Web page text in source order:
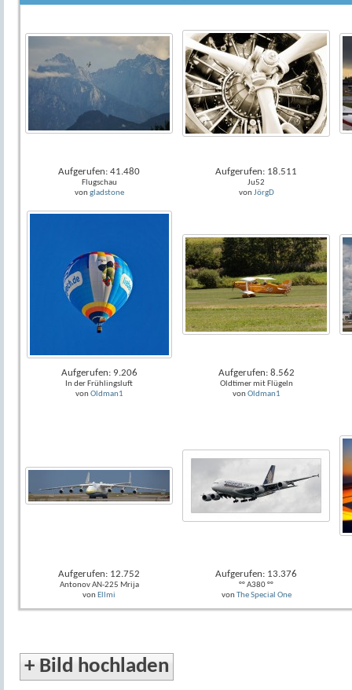
Aufgerufen: 41.480
Flugschau
von gladstone
Aufgerufen: 18.511
Ju52
von JörgD
Aufgerufen: 9.206
In der Frühlingsluft
von Oldman1
Aufgerufen: 8.562
Oldtimer mit Flügeln
von Oldman1
Aufgerufen: 12.752
Antonov AN-225 Mrija
von Ellmi
Aufgerufen: 13.376
°° A380 °°
von The Special One
+ Bild hochladen